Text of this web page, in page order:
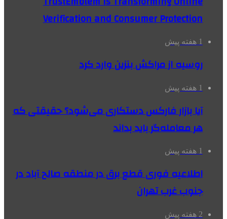
Verification and Consumer Protection
1 هفته پیش
روسیه از مراکش بنزین وارد کرد
1 هفته پیش
آیا بازار فارکس دستکاری می‌شود؟ حقیقتی که
هر معامله‌گر باید بداند
1 هفته پیش
اطلاعیه فوری قطع برق در منطقه صالح آباد در
جنوب غرب تهران
2 هفته پیش